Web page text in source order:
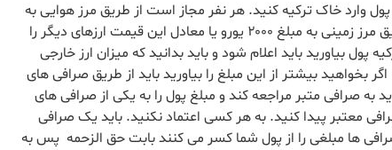
وارد خاک ترکیه کنید. هر نفر مجاز است از طریق مرز هوایی به
مبلغ ۵۰۰۰ یورو (یا معادل این قیمت ارزهای دیگر ) و از طریق مرز زمینی به مبلغ ۲۰۰۰ یورو یا معادل این قیمت ارزهای دیگر را
پول بیاورید باید اعلام شود و باید بدانید که میزان ارز خارجی
بیشتر از این مبلغ را بیاورید باید از طریق صرافی های
صرافی متبر مراجعه کند و مبلغ پول را به یکی از صرافی های
معتبر پیدا کنید. به هر کسی اعتماد نکنید. باید یک صرافی
ها مبلغی را از پول شما کسر می کنند بابت حق الزحمه پس به